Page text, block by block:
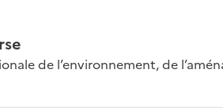
de l’environnement, de